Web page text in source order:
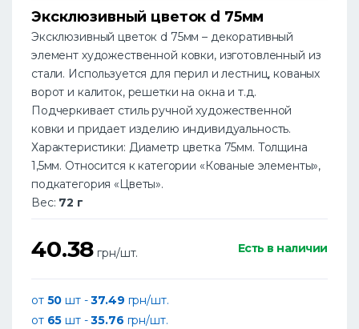
Эксклюзивный цветок d 75мм
Эксклюзивный цветок d 75мм – декоративный
элемент художественной ковки, изготовленный из
стали. Используется для перил и лестниц, кованых
ворот и калиток, решетки на окна и т.д.
Подчеркивает стиль ручной художественной
ковки и придает изделию индивидуальность.
Характеристики: Диаметр цветка 75мм. Толщина
1,5мм. Относится к категории «Кованые элементы»,
подкатегория «Цветы».
Вес: 72 г
40.38 грн/шт. Есть в наличии
от 50 шт -37.49 грн/шт.
от 65 шт -35.76 грн/шт.